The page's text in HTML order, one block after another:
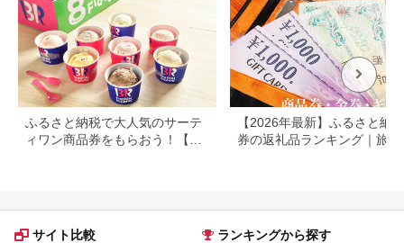
ふるさと納税で大人気のサーテ
ィワン商品券をもらおう！【静
【2026年最新】ふるさと納
券の返礼品ランキング｜旅行
サイト比較 ランキングから探す